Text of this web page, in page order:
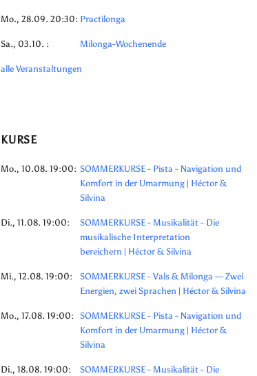
Mo., 28.09. 20:30: Practilonga
Sa., 03.10. : Milonga-Wochenende
alle Veranstaltungen
KURSE
Mo., 10.08. 19:00: SOMMERKURSE - Pista - Navigation und
Komfort in der Umarmung | Héctor &
Silvina
Di., 11.08. 19:00:
SOMMERKURSE - Musikalität - Die
musikalische Interpretation
bereichern | Héctor & Silvina
Mi., 12.08. 19:00:
SOMMERKURSE - Vals & Milonga — Zwei
Energien, zwei Sprachen | Héctor & Silvina
Mo., 17.08. 19:00: SOMMERKURSE - Pista - Navigation und
Komfort in der Umarmung | Héctor &
Silvina
Di., 18.08. 19:00:
SOMMERKURSE - Musikalität - Die